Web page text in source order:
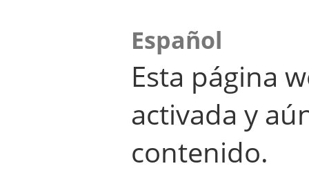
Español
Esta página
activada y
contenido.